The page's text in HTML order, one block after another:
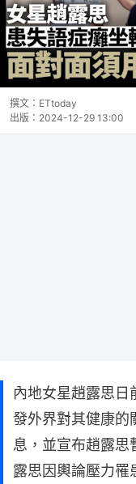
撰文： ETtoday
出版： 2024-12-29 13:00
內地女星趙露思日
發外界對其健康的
息，並宣布趙露思
露思因輿論壓力罹